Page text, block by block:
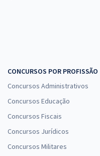
CONCURSOS POR PROFISSÃO
Concursos Administrativos
Concursos Educação
Concursos Fiscais
Concursos Jurídicos
Concursos Militares